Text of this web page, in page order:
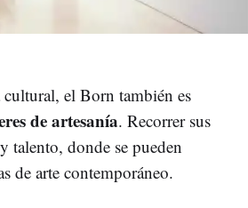
el Born también es
de artesanía. Recorrer sus
talento, donde se pueden
de arte contemporáneo.